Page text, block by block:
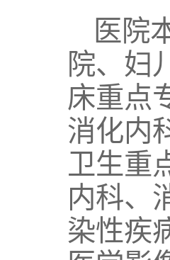
医院
院、妇
床重点
消化内
卫生重
内科、
染性疾